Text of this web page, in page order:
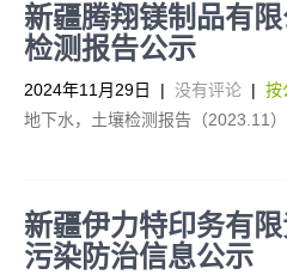
新疆腾翔镁制品有
检测报告公示
2024年11月29日 | 没有评论 | 按
地下水，土壤检测报告（2023.11）
新疆伊力特印务有
污染防治信息公示